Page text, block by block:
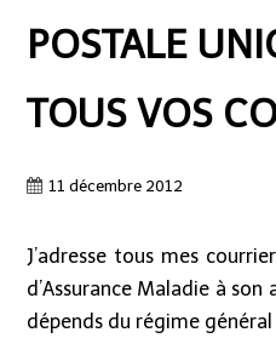
POSTALE
TOUS VOS
11 décembre 2012
J’adresse tous mes
d’Assurance Maladie à
dépends du régime